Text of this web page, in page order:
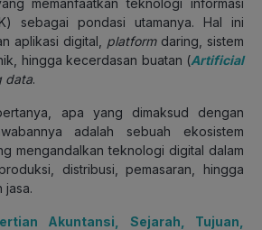
sebagai pondasi utamanya. Hal ini
aplikasi digital,
platform daring, sistem
hingga kecerdasan buatan (Artificial
data.
apa yang dimaksud dengan
adalah sebuah ekosistem
mengandalkan teknologi digital dalam
distribusi, pemasaran, hingga
jasa.
Akuntansi, Sejarah, Tujuan,